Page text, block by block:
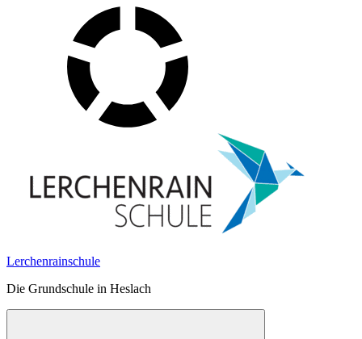
Lerchenrainschule
Die Grundschule in Heslach